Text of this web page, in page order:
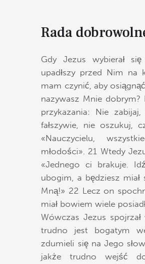
Rada
Gdy Jezus wybierał
upadłszy przed Nim na
mam czynić, aby
nazywasz Mnie
przykazania: Nie
fałszywie, nie oszukuj,
«Nauczycielu,
młodości». 21 Wtedy
«Jednego ci brakuje.
ubogim, a będziesz
Mną!» 22 Lecz on
miał bowiem wiele
Wówczas Jezus
trudno jest bogatym
zdumieli się na Jego
jakże trudno wejść